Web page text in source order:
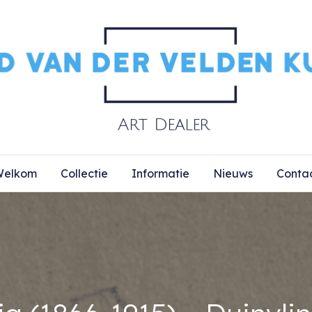
Collectie Informatie Nieuws